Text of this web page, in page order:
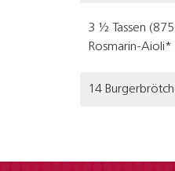
3 ½ Tassen
Rosmarin-Aioli*
14